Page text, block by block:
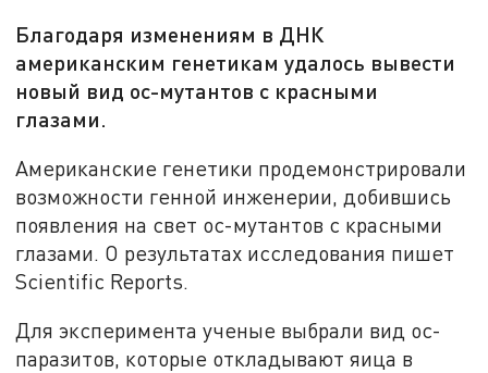
Благодаря изменениям в ДНК
американским генетикам удалось вывести
новый вид ос-мутантов с красными
глазами.
Американские генетики продемонстрировали
возможности генной инженерии, добившись
появления на свет ос-мутантов с красными
глазами. О результатах исследования пишет
Scientific Reports.
Для эксперимента ученые выбрали вид ос-
паразитов, которые откладывают яица в